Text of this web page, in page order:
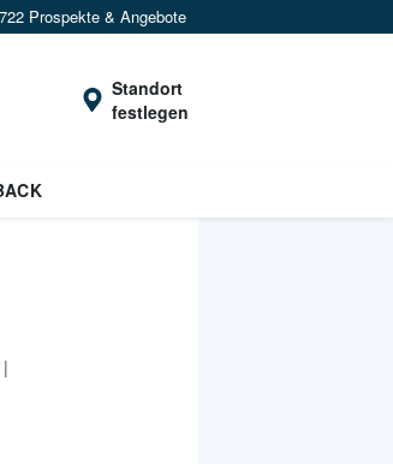
Prospekte & Angebote
Standort
festlegen